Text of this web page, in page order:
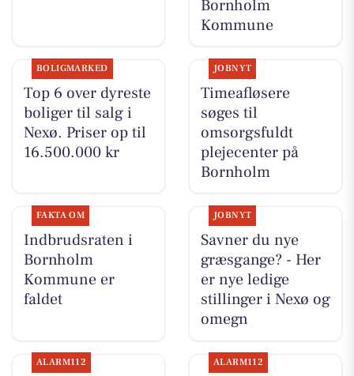
Bornholm
Kommune
BOLIGMARKED
Top 6 over dyreste
boliger til salg i
Nexø. Priser op til
16.500.000 kr
JOBNYT
Timeafløsere
søges til
omsorgsfuldt
plejecenter på
Bornholm
FAKTA OM
Indbrudsraten i
Bornholm
Kommune er
faldet
JOBNYT
Savner du nye
græsgange? - Her
er nye ledige
stillinger i Nexø og
omegn
ALARM112 ALARM112